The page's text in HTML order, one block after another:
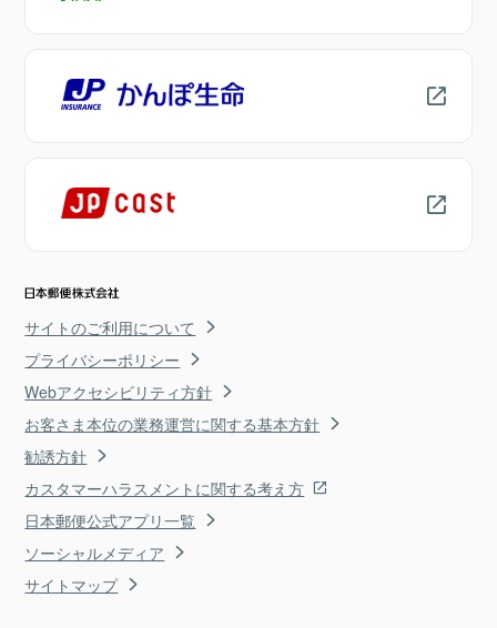
サイトのご利用について
プライバシーポリシー
Webアクセシビリティ方針
お客さま本位の業務運営に関する基本方針
勧誘方針
カスタマーハラスメントに関する考え方
日本郵便公式アプリ一覧
ソーシャルメディア
サイトマップ